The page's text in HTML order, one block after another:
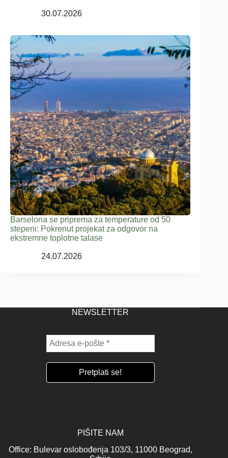
30.07.2026
Barselona se priprema za temperature od 50
stepeni: Pokrenut projekat za odgovor na
ekstremne toplotne talase
24.07.2026
NEWSLETTER
PIŠITE NAM
Office: Bulevar oslobođenja 103/3, 11000 Beograd,